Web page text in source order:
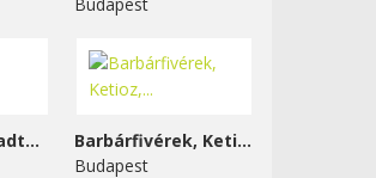
Bankrupt szabadtéri...
Barbárfivérek, Ketioz,...
Budapest